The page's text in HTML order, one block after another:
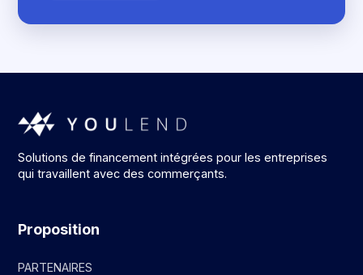
Solutions de financement intégrées pour les entreprises
qui travaillent avec des commerçants.
Proposition
PARTENAIRES